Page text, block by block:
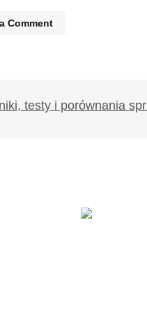
Comment